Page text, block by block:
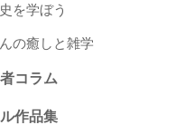
を学ぼう
の癒しと雑学
コラム
作品集